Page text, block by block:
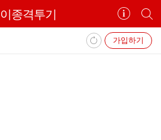
이종격투기
카
페
정
보
개
별
카
페
가입하기